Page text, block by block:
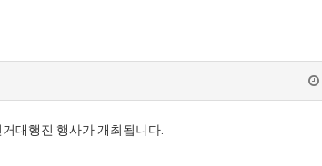
대행진 행사가 개최됩니다.